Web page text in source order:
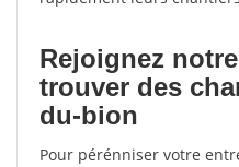
Rejoignez
trouver des
du-bion
Pour pérénniser votre